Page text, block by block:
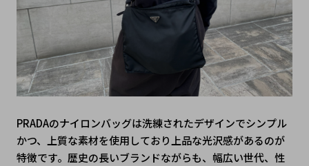
PRADAのナイロンバッグは洗練されたデザインでシンプル
かつ、上質な素材を使用しており上品な光沢感があるのが
特徴です。歴史の長いブランドながらも、幅広い世代、性